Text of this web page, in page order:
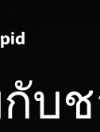
บช